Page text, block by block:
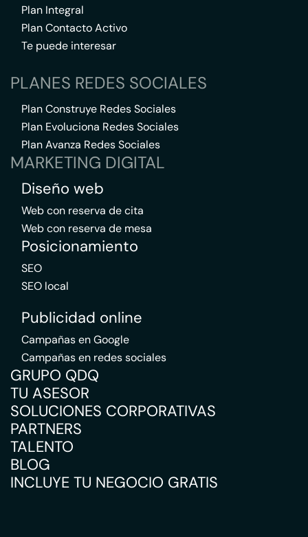
Plan Integral
Plan Contacto Activo
Te puede interesar
PLANES REDES SOCIALES
Plan Construye Redes Sociales
Plan Evoluciona Redes Sociales
Plan Avanza Redes Sociales
MARKETING DIGITAL
Diseño web
Web con reserva de cita
Web con reserva de mesa
Posicionamiento
SEO
SEO local
Publicidad online
Campañas en Google
Campañas en redes sociales
GRUPO QDQ
TU ASESOR
SOLUCIONES CORPORATIVAS
PARTNERS
TALENTO
BLOG
INCLUYE TU NEGOCIO GRATIS